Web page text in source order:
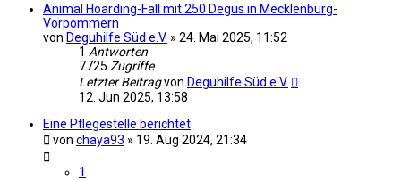
Animal Hoarding-Fall mit 250 Degus in Mecklenburg-
Vorpommern
von Deguhilfe Süd e.V. » 24. Mai 2025, 11:52
1 Antworten
7725 Zugriffe
Letzter Beitragvon Deguhilfe Süd e.V.
12. Jun 2025, 13:58
Eine Pflegestelle berichtet
von chaya93 » 19. Aug 2024, 21:34
1